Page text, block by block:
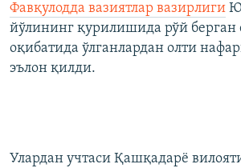
Фавқулодда вазиятлар вазирлиги
йўлининг қурилишида рўй
оқибатида ўлганлардан олти
эълон қилди.
Улардан учтаси Қашқадарë